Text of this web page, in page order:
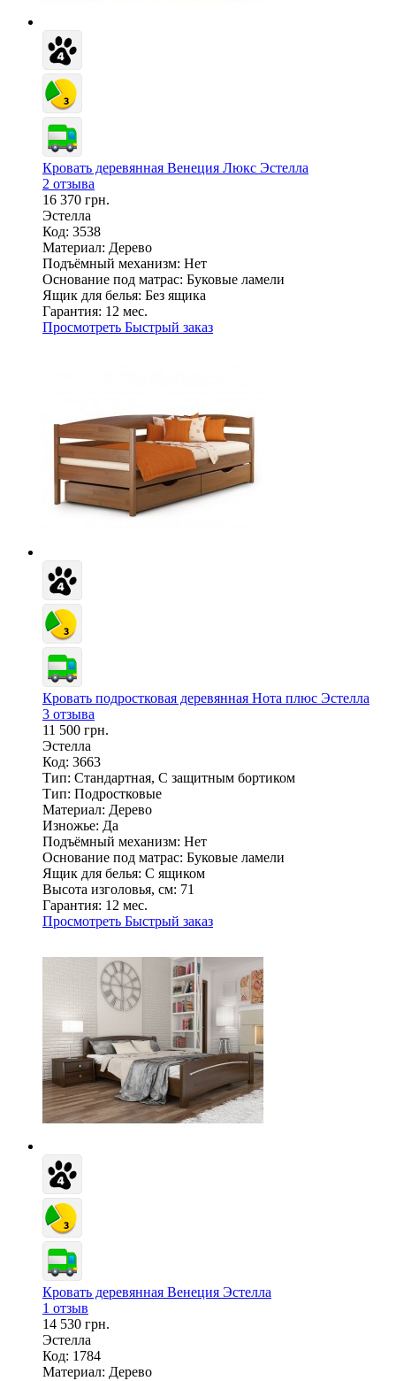
Кровать деревянная Венеция Люкс Эстелла
2 отзыва
16 370 грн.
Эстелла
Код: 3538
Материал: Дерево
Подъёмный механизм: Нет
Основание под матрас: Буковые ламели
Ящик для белья: Без ящика
Гарантия: 12 мес.
Просмотреть Быстрый заказ
Кровать подростковая деревянная Нота плюс Эстелла
3 отзыва
11 500 грн.
Эстелла
Код: 3663
Тип: Стандартная, С защитным бортиком
Тип: Подростковые
Материал: Дерево
Изножье: Да
Подъёмный механизм: Нет
Основание под матрас: Буковые ламели
Ящик для белья: С ящиком
Высота изголовья, см: 71
Гарантия: 12 мес.
Просмотреть Быстрый заказ
Кровать деревянная Венеция Эстелла
1 отзыв
14 530 грн.
Эстелла
Код: 1784
Материал: Дерево